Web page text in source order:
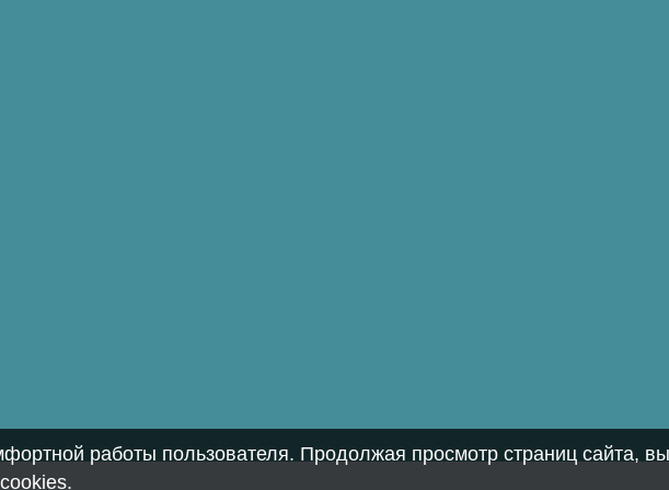
работы пользователя. Продолжая просмотр страниц сайта, вы
.